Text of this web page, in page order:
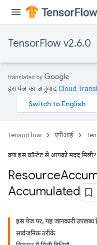
TensorFlow v2.6.0
इस पेज का अनुवादCloud
TensorFlow एपीआई
क्या इस कॉन्टेंट से आपको मदद मिली?
Resource
Accumulated
इस पेज पर, यह जानकारी उपलब्ध
सार्वजनिक तरीके